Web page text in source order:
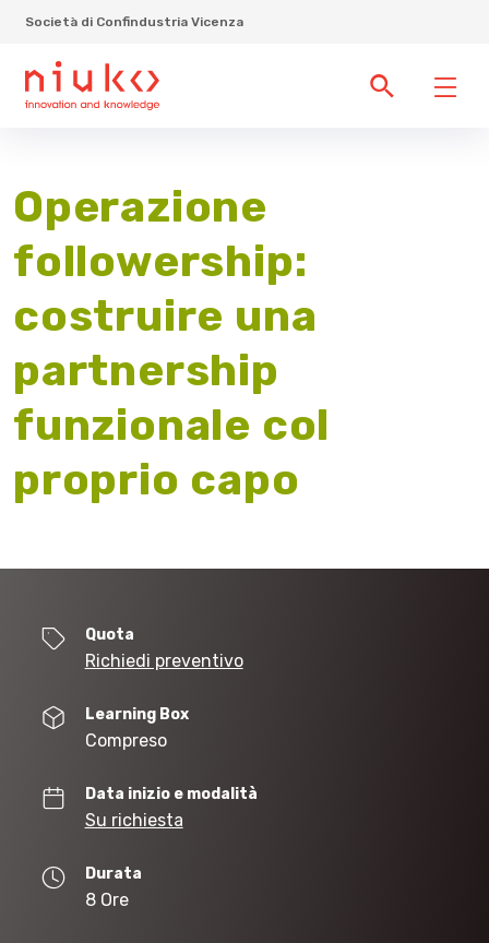
Società di Confindustria Vicenza
Operazione
followership:
costruire una
partnership
funzionale col
proprio capo
Quota
Richiedi preventivo
Learning Box
Compreso
Data inizio e modalità
Su richiesta
Durata
8 Ore